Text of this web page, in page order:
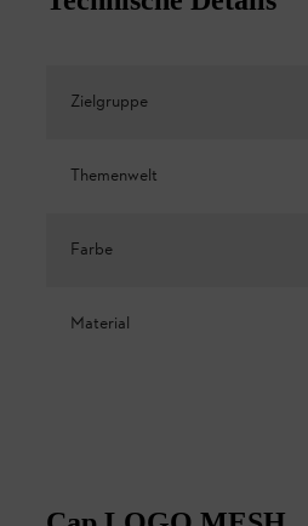
Zielgruppe
Themenwelt
Farbe
Material